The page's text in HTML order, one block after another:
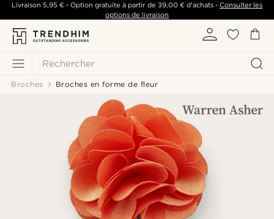
Rechercher
Livraison 5,95 €- Option gratuite à partir de 39,00 €d'achats -Consulter les
options de livraison
Broches Broches en forme de fleur